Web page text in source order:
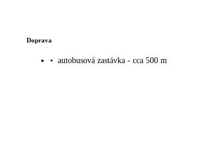
Doprava
• autobusová zastávka - cca 500 m